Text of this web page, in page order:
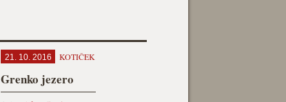
21. 10. 2016 KOTIČEK
Grenko jezero